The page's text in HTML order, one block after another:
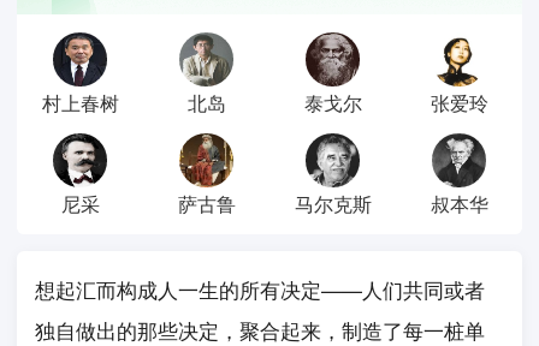
村上春树 北岛 泰戈尔 张爱玲
尼采 萨古鲁 马尔克斯 叔本华
想起汇而构成人一生的所有决定——人们共同或者
独自做出的那些决定，聚合起来，制造了每一桩单